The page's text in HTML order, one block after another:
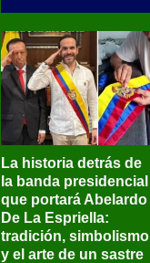
La historia detrás de
la banda presidencial
que portará Abelardo
De La Espriella:
tradición, simbolismo
y el arte de un sastre